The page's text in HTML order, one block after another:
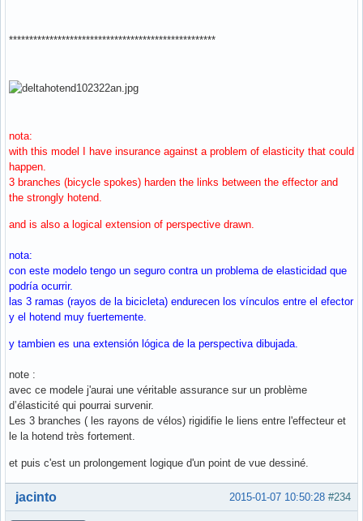
***************************************************
nota:
with this model I have insurance against a problem of elasticity that could
happen.
3 branches (bicycle spokes) harden the links between the effector and
the strongly hotend.
and is also a logical extension of perspective drawn.
nota:
con este modelo tengo un seguro contra un problema de elasticidad que
podría ocurrir.
las 3 ramas (rayos de la bicicleta) endurecen los vínculos entre el efector
y el hotend muy fuertemente.
y tambien es una extensión lógica de la perspectiva dibujada.
note :
avec ce modele j'aurai une véritable assurance sur un problème
d’élasticité qui pourrai survenir.
Les 3 branches ( les rayons de vélos) rigidifie le liens entre l'effecteur et
le la hotend très fortement.
et puis c'est un prolongement logique d'un point de vue dessiné.
Hors ligne #234
2015-01-07 10:50:28
jacinto